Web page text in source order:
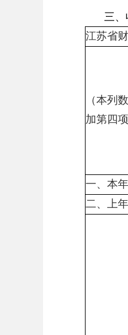
三、
江苏省
（本列
加第四项
一、本
二、上